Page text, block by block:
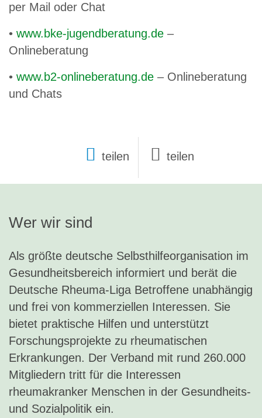
per Mail oder Chat
• www.bke-jugendberatung.de –
Onlineberatung
• www.b2-onlineberatung.de – Onlineberatung
und Chats
teilen
Wer wir sind
Als größte deutsche Selbsthilfeorganisation im
Gesundheitsbereich informiert und berät die
Deutsche Rheuma-Liga Betroffene unabhängig
und frei von kommerziellen Interessen. Sie
bietet praktische Hilfen und unterstützt
Forschungsprojekte zu rheumatischen
Erkrankungen. Der Verband mit rund 260.000
Mitgliedern tritt für die Interessen
rheumakranker Menschen in der Gesundheits-
und Sozialpolitik ein.